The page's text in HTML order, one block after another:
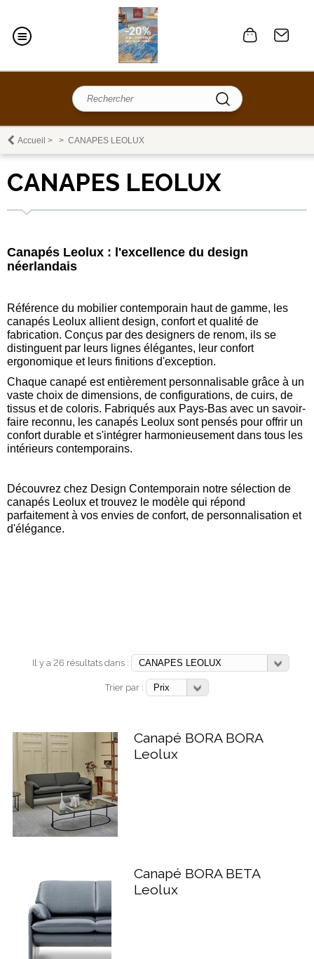
Accueil > > CANAPES LEOLUX
CANAPES LEOLUX
Canapés Leolux : l'excellence du design
néerlandais
Référence du mobilier contemporain haut de gamme, les
canapés Leolux allient design, confort et qualité de
fabrication. Conçus par des designers de renom, ils se
distinguent par leurs lignes élégantes, leur confort
ergonomique et leurs finitions d'exception.
Chaque canapé est entièrement personnalisable grâce à un
vaste choix de dimensions, de configurations, de cuirs, de
tissus et de coloris. Fabriqués aux Pays-Bas avec un savoir-
faire reconnu, les canapés Leolux sont pensés pour offrir un
confort durable et s'intégrer harmonieusement dans tous les
intérieurs contemporains.
Découvrez chez Design Contemporain notre sélection de
canapés Leolux et trouvez le modèle qui répond
parfaitement à vos envies de confort, de personnalisation et
d'élégance.
Il y a 26 résultats dans :
Trier par :
Canapé BORA BORA
Leolux
Canapé BORA BETA
Leolux